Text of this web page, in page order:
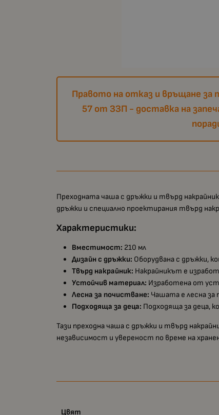
Правото на отказ и връщане за
57 от ЗЗП - доставка на
Преходната чаша с дръжки и твърд
дръжки и специално проектирания твърд
Характеристики:
Вместимост: 210 мл
Дизайн с дръжки: Оборудвана с дръжки,
Твърд накрайник: Накрайникът е
Устойчив материал: Изработена от
Лесна за почистване: Чашата е лесна за
Подходяща за деца: Подходяща за деца,
Тази преходна чаша с дръжки и твърд
независимост и увереност по време на
Цвят